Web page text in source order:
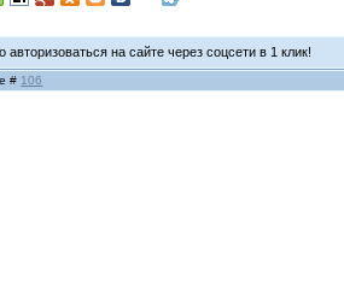
на сайте через соцсети в 1 клик!
# 106